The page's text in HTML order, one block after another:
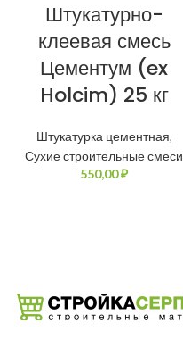
Штукатурно-
клеевая смесь
Цементум (ex
Holcim) 25 кг
Штукатурка цементная,
Сухие строительные смеси
₽